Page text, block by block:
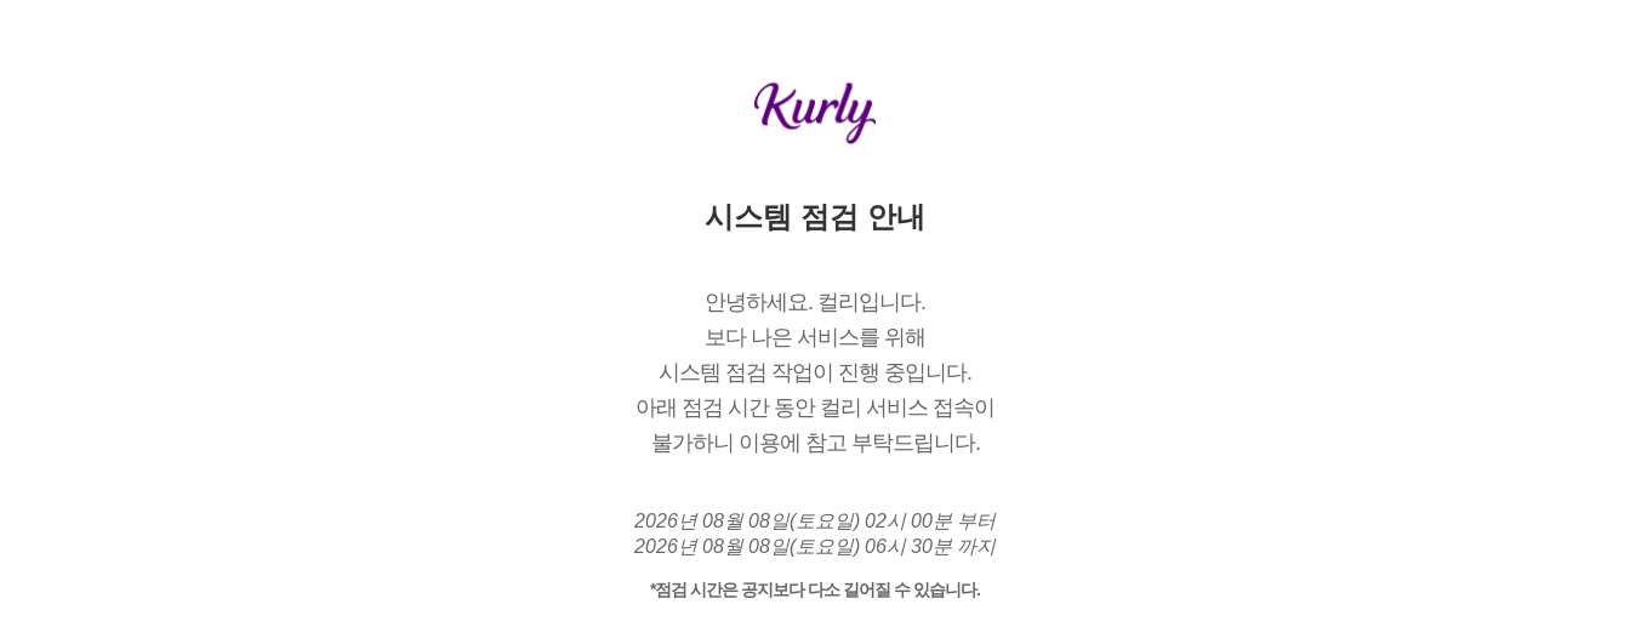
시스템 점검 안내
안녕하세요. 컬리입니다.
보다 나은 서비스를 위해
시스템 점검 작업이 진행 중입니다.
아래 점검 시간 동안 컬리 서비스 접속이
불가하니 이용에 참고 부탁드립니다.
2026년 08월 08일(토요일) 02시 00분 부터
2026년 08월 08일(토요일) 06시 30분 까지
*점검 시간은 공지보다 다소 길어질 수 있습니다.